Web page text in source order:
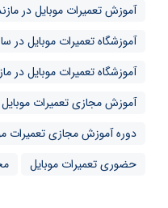
آموزش تعمیرات موبایل در
آموزشگاه تعمیرات موبایل در
آموزشگاه تعمیرات موبایل در
آموزش مجازی تعمیرات موبایل
دوره آموزش مجازی تعمیرات
حضوری تعمیرات موبایل